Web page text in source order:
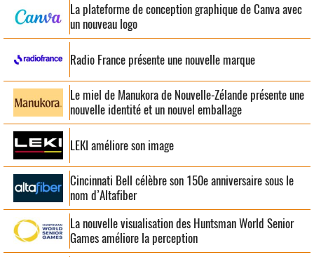
La plateforme de conception graphique de Canva avec
un nouveau logo
Radio France présente une nouvelle marque
Le miel de Manukora de Nouvelle-Zélande présente une
nouvelle identité et un nouvel emballage
LEKI améliore son image
Cincinnati Bell célèbre son 150e anniversaire sous le
nom d’Altafiber
La nouvelle visualisation des Huntsman World Senior
Games améliore la perception